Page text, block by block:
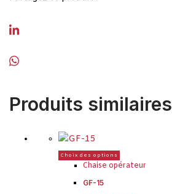
Produits similaires
Choix des options
Chaise opérateur
GF-15